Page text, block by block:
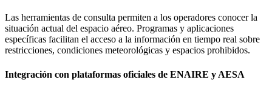
Las herramientas de consulta permiten a los operadores conocer la
situación actual del espacio aéreo. Programas y aplicaciones
específicas facilitan el acceso a la información en tiempo real sobre
restricciones, condiciones meteorológicas y espacios prohibidos.
Integración con plataformas oficiales de ENAIRE y AESA